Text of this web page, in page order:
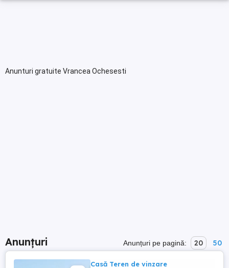
Anunturi gratuite Vrancea Ochesesti
Anunțuri Anunțuri pe pagină: 20 50
Casă Teren de vinzare